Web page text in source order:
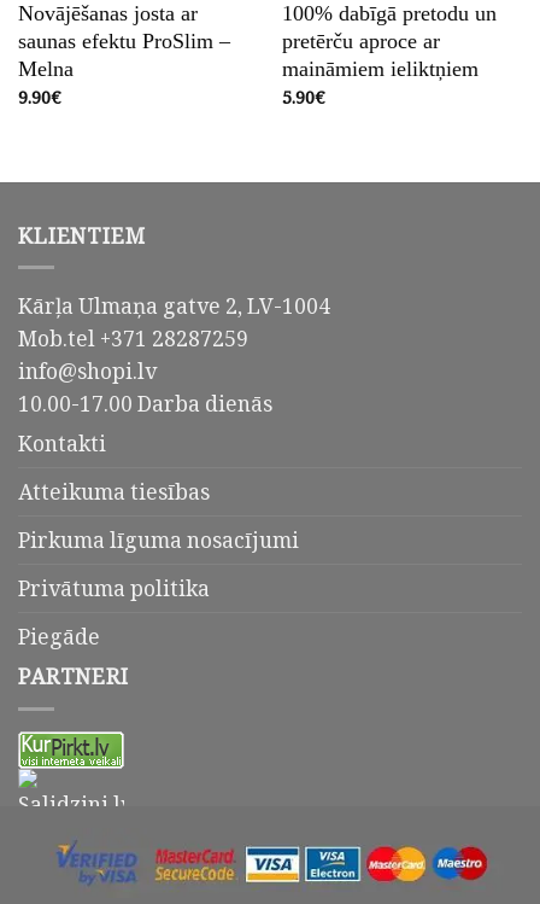
Novājēšanas josta ar
saunas efektu ProSlim –
Melna
9.90€
100% dabīgā pretodu un
pretērču aproce ar
maināmiem ieliktņiem
5.90€
KLIENTIEM
Kārļa Ulmaņa gatve 2, LV-1004
Mob.tel +371 28287259
info@shopi.lv
10.00-17.00 Darba dienās
Kontakti
Atteikuma tiesības
Pirkuma līguma nosacījumi
Privātuma politika
Piegāde
PARTNERI